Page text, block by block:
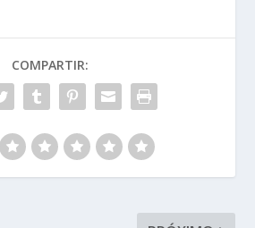
COMPARTIR: